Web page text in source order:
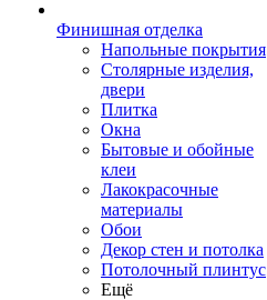
Финишная отделка
Напольные покрытия
Столярные изделия,
двери
Плитка
Окна
Бытовые и обойные
клеи
Лакокрасочные
материалы
Обои
Декор стен и потолка
Потолочный плинтус
Ещё